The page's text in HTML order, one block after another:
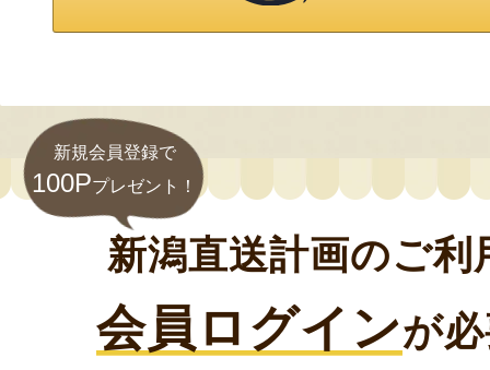
新規会員登録で
100Pプレゼント！
新潟直送計画のご利
会員ログインが